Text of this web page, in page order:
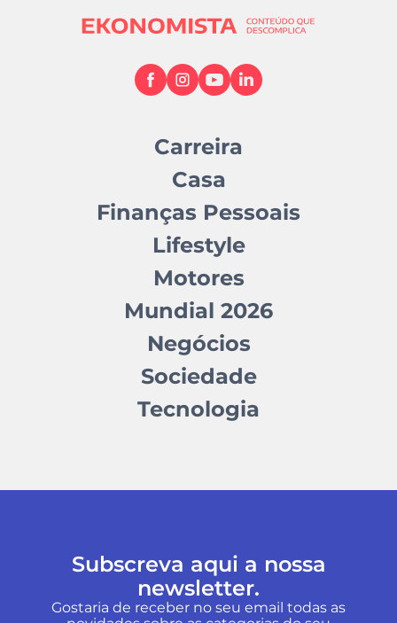
Carreira
Casa
Finanças Pessoais
Lifestyle
Motores
Mundial 2026
Negócios
Sociedade
Tecnologia
Subscreva aqui a nossa
newsletter.
Gostaria de receber no seu email todas as